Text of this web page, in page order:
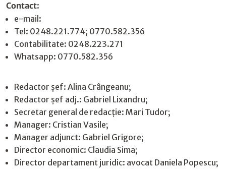
Contact:
e-mail:
Tel: 0248.221.774; 0770.582.356
Contabilitate: 0248.223.271
Whatsapp: 0770.582.356
Redactor șef: Alina Crângeanu;
Redactor șef adj.: Gabriel Lixandru;
Secretar general de redacție: Mari Tudor;
Manager: Cristian Vasile;
Manager adjunct: Gabriel Grigore;
Director economic: Claudia Sima;
Director departament juridic: avocat Daniela Popescu;